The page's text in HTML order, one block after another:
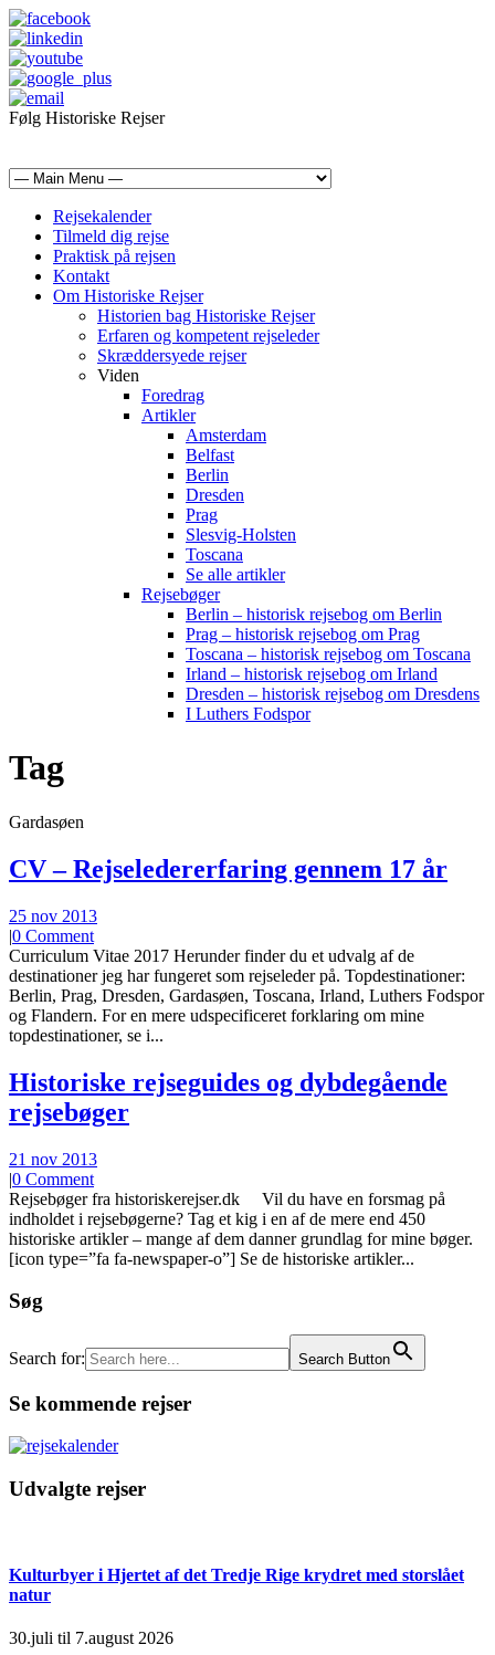
Følg Historiske Rejser
Rejsekalender
Tilmeld dig rejse
Praktisk på rejsen
Kontakt
Om Historiske Rejser
Historien bag Historiske Rejser
Erfaren og kompetent rejseleder
Skræddersyede rejser
Viden
Foredrag
Artikler
Amsterdam
Belfast
Berlin
Dresden
Prag
Slesvig-Holsten
Toscana
Se alle artikler
Rejsebøger
Berlin – historisk rejsebog om Berlin
Prag – historisk rejsebog om Prag
Toscana – historisk rejsebog om Toscana
Irland – historisk rejsebog om Irland
Dresden – historisk rejsebog om Dresdens
I Luthers Fodspor
Tag
Gardasøen
CV – Rejseledererfaring gennem 17 år
25 nov 2013
|0 Comment
Curriculum Vitae 2017 Herunder finder du et udvalg af de
destinationer jeg har fungeret som rejseleder på. Topdestinationer:
Berlin, Prag, Dresden, Gardasøen, Toscana, Irland, Luthers Fodspor
og Flandern. For en mere udspecificeret forklaring om mine
topdestinationer, se i...
Historiske rejseguides og dybdegående
rejsebøger
21 nov 2013
|0 Comment
Rejsebøger fra historiskerejser.dk Vil du have en forsmag på
indholdet i rejsebøgerne? Tag et kig i en af de mere end 450
historiske artikler – mange af dem danner grundlag for mine bøger.
[icon type=”fa fa-newspaper-o”] Se de historiske artikler...
Søg
Search for: Search Button
Se kommende rejser
Udvalgte rejser
Kulturbyer i Hjertet af det Tredje Rige krydret med storslået
natur
30.juli til 7.august 2026